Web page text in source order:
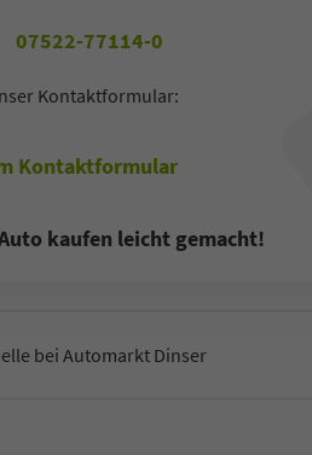
07522-77114-0
Kontaktformular:
Kontaktformular
kaufen leicht gemacht!
bei Automarkt Dinser